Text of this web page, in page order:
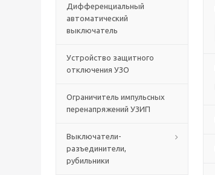
Дифференциальный
автоматический
выключатель
Устройство защитного
отключения УЗО
Ограничитель импульсных
перенапряжений УЗИП
Выключатели-
разъединители,
рубильники